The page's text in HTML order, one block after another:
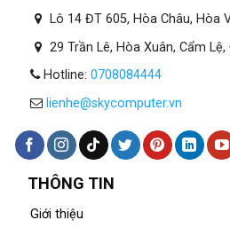
Lô 14 ĐT 605, Hòa Châu, Hòa
29 Trần Lê, Hòa Xuân, Cẩm
Hotline: 0708084444
lienhe@skycomputer.vn
THÔNG TIN
Giới thiệu